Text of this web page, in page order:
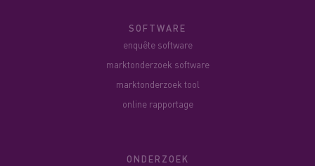
SOFTWARE
enquête software
marktonderzoek software
marktonderzoek tool
online rapportage
ONDERZOEK